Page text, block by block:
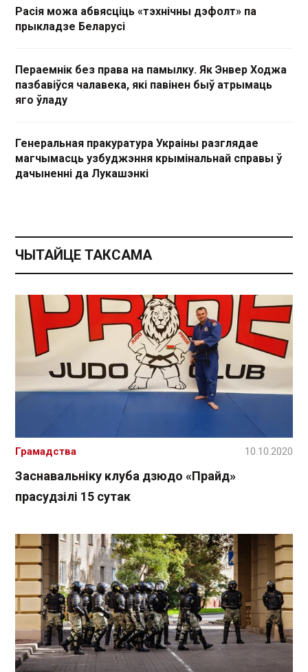
Расія можа абвясціць «тэхнічны дэфолт» па
прыкладзе Беларусі
Пераемнік без права на памылку. Як Энвер Ходжа
пазбавіўся чалавека, які павінен быў атрымаць
яго ўладу
Генеральная пракуратура Украіны разглядае
магчымасць узбуджэння крымінальнай справы ў
дачыненні да Лукашэнкі
ЧЫТАЙЦЕ ТАКСАМА
Заснавальніку клуба дзюдо «Прайд»
прасудзілі 15 сутак
Грамадства 10.10.2020